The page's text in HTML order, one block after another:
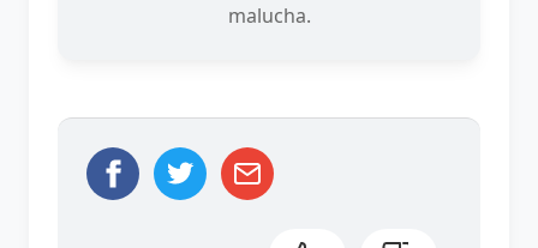
malucha.